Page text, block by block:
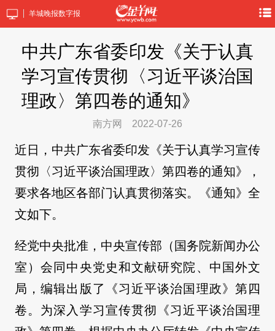
羊城晚报数字报
中共广东省委印发《关于认真
学习宣传贯彻〈习近平谈治国
理政〉第四卷的通知》
南方网 2022-07-26
近日，中共广东省委印发《关于认真学习宣传
贯彻〈习近平谈治国理政〉第四卷的通知》，
要求各地区各部门认真贯彻落实。《通知》全
文如下。
经党中央批准，中央宣传部（国务院新闻办公
室）会同中央党史和文献研究院、中国外文
局，编辑出版了《习近平谈治国理政》第四
卷。为深入学习宣传贯彻《习近平谈治国理